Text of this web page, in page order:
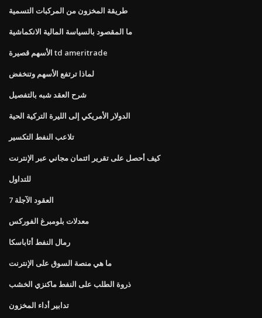
طريقة المخزون من المركبات التسمية
ما المقصود بالسياسة المالية الانكماشية
الأسهم قصيرة td ameritrade
لماذا ترتفع الأسهم وتنخفض
شرح العقد شبه بالتفصيل
الدولار الأمريكي إلى الليرة التركية الحية
تلاعب النفط التكسير
كيف أحصل على تقرير ائتمان مجاني عبر الإنترنت
للتداول
7 العقود الآجلة
معدلات بلومبرغ الفوركس
رمال النفط أثاباسكا
ما هي منصة السوق على الإنترنت
ذروة الطلب على النفط ماكنزي الخشب
تدابير أداء المخزون